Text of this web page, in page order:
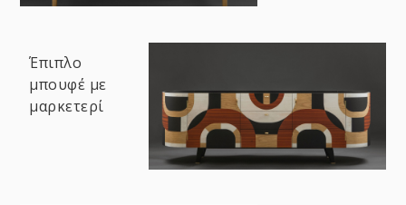
Έπιπλο
μπουφέ με
μαρκετερί